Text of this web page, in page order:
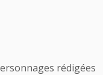
rédigées